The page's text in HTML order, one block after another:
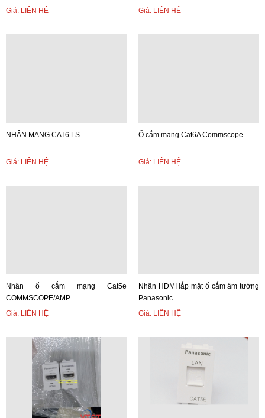
Giá: LIÊN HỆ
Giá: LIÊN HỆ
NHÂN MẠNG CAT6 LS
Giá: LIÊN HỆ
Ổ cắm mạng Cat6A Commscope
Giá: LIÊN HỆ
Nhân ổ cắm mạng Cat5e
COMMSCOPE/AMP
Giá: LIÊN HỆ
Nhân HDMI lắp mặt ổ cắm âm tường
Panasonic
Giá: LIÊN HỆ